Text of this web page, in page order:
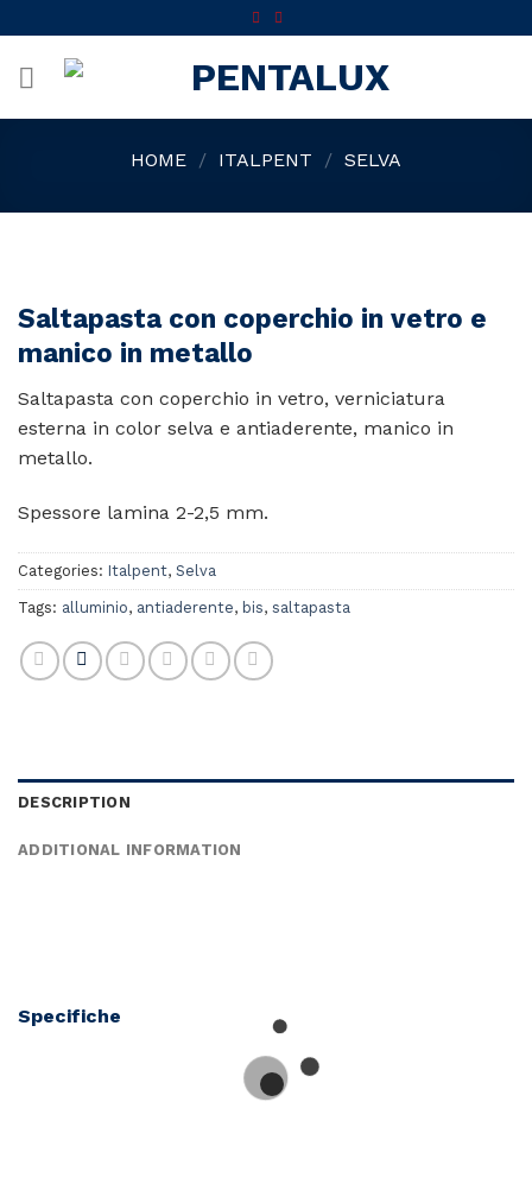
to
content
HOME / ITALPENT / SELVA
Saltapasta con coperchio in vetro e
manico in metallo
Saltapasta con coperchio in vetro, verniciatura
esterna in color selva e antiaderente, manico in
metallo.
Spessore lamina 2-2,5 mm.
Categories: Italpent, Selva
Tags: alluminio, antiaderente, bis, saltapasta
DESCRIPTION
ADDITIONAL INFORMATION
Specifiche